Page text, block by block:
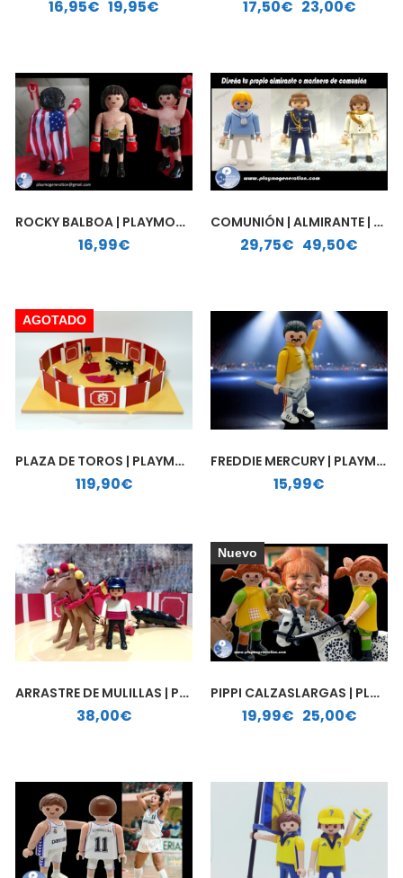
16,95€ 19,95€
Rango de precios: desde 16,95€ hasta 19,95€ 17,50€ 23,00€
Rango de precios: desde 17,50€ hasta 23,00€
ROCKY BALBOA | PLAYMOBIL PERSONALIZADO
16,99€
COMUNIÓN | ALMIRANTE | MARINERO | PLAYMOBIL PERSONALIZADO
29,75€ 49,50€
Rango de precios: desde 29,75€ hasta 49,50€
AGOTADO
PLAZA DE TOROS | PLAYMOBIL PERSONALIZADO
119,90€
FREDDIE MERCURY | PLAYMOBIL PERSONALIZADO
15,99€
ARRASTRE DE MULILLAS | PLAYMOBIL PERSONALIZADO
38,00€
Nuevo
PIPPI CALZASLARGAS | PLAYMOBIL PERSONALIZADO
19,99€ 25,00€
Rango de precios: desde 19,99€ hasta 25,00€